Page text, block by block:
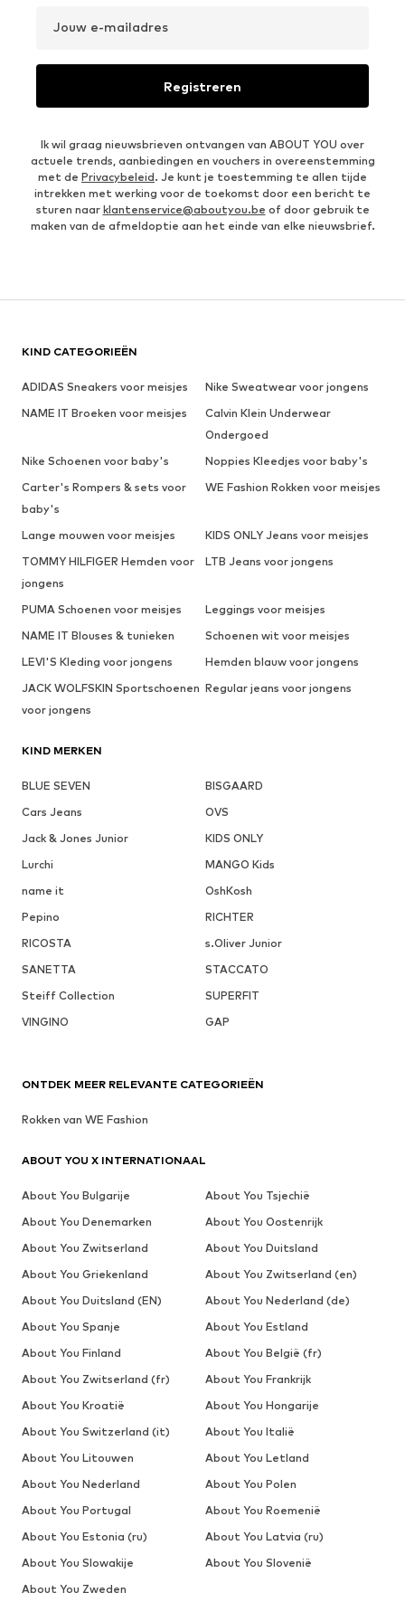
Jouw e-mailadres
Registreren
Ik wil graag nieuwsbrieven ontvangen van ABOUT YOU over
actuele trends, aanbiedingen en vouchers in overeenstemming
met de Privacybeleid. Je kunt je toestemming te allen tijde
intrekken met werking voor de toekomst door een bericht te
sturen naar klantenservice@aboutyou.be of door gebruik te
maken van de afmeldoptie aan het einde van elke nieuwsbrief.
KIND CATEGORIEËN
ADIDAS Sneakers voor meisjes
Nike Sweatwear voor jongens
NAME IT Broeken voor meisjes
Calvin Klein Underwear
Ondergoed
Nike Schoenen voor baby's
Noppies Kleedjes voor baby's
Carter's Rompers & sets voor
baby's
WE Fashion Rokken voor meisjes
Lange mouwen voor meisjes
KIDS ONLY Jeans voor meisjes
TOMMY HILFIGER Hemden voor
jongens
LTB Jeans voor jongens
PUMA Schoenen voor meisjes
Leggings voor meisjes
NAME IT Blouses & tunieken
Schoenen wit voor meisjes
LEVI'S Kleding voor jongens
Hemden blauw voor jongens
JACK WOLFSKIN Sportschoenen
voor jongens
Regular jeans voor jongens
KIND MERKEN
BLUE SEVEN
BISGAARD
Cars Jeans
OVS
Jack & Jones Junior
KIDS ONLY
Lurchi
MANGO Kids
name it
OshKosh
Pepino
RICHTER
RICOSTA
s.Oliver Junior
SANETTA
STACCATO
Steiff Collection
SUPERFIT
VINGINO
GAP
ONTDEK MEER RELEVANTE CATEGORIEËN
Rokken van WE Fashion
ABOUT YOU X INTERNATIONAAL
About You Bulgarije
About You Tsjechië
About You Denemarken
About You Oostenrijk
About You Zwitserland
About You Duitsland
About You Griekenland
About You Zwitserland (en)
About You Duitsland (EN)
About You Nederland (de)
About You Spanje
About You Estland
About You Finland
About You België (fr)
About You Zwitserland (fr)
About You Frankrijk
About You Kroatië
About You Hongarije
About You Switzerland (it)
About You Italië
About You Litouwen
About You Letland
About You Nederland
About You Polen
About You Portugal
About You Roemenië
About You Estonia (ru)
About You Latvia (ru)
About You Slowakije
About You Slovenië
About You Zweden